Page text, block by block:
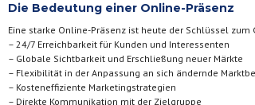
Die Bedeutung einer Online-Präsenz
Eine starke Online-Präsenz ist heute der Schlüssel
– 24/7 Erreichbarkeit für Kunden und Interessenten
– Globale Sichtbarkeit und Erschließung neuer Märkte
– Flexibilität in der Anpassung an sich ändernde
– Kosteneffiziente Marketingstrategien
– Direkte Kommunikation mit der Zielgruppe